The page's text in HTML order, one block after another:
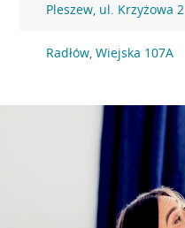
Pleszew, ul. Krzyżowa 2
Radłów, Wiejska 107A